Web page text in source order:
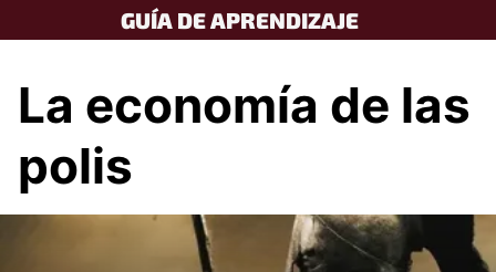
to
GUÍA DE APRENDIZAJE
La economía de las
polis